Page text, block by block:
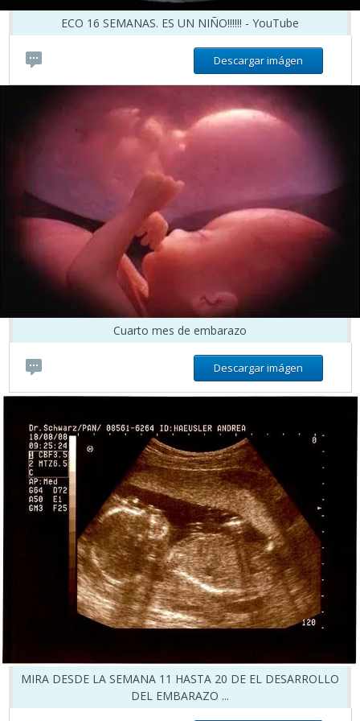
ECO 16 SEMANAS. ES UN NIÑO!!!!!! - YouTube
Descargar imágen
Cuarto mes de embarazo
Descargar imágen
MIRA DESDE LA SEMANA 11 HASTA 20 DE EL DESARROLLO
DEL EMBARAZO ...